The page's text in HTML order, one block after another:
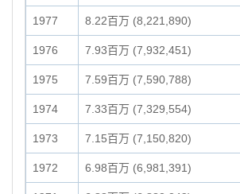
1977 8.22百万 (8,221,890)
1976 7.93百万 (7,932,451)
1975 7.59百万 (7,590,788)
1974 7.33百万 (7,329,554)
1973 7.15百万 (7,150,820)
1972 6.98百万 (6,981,391)